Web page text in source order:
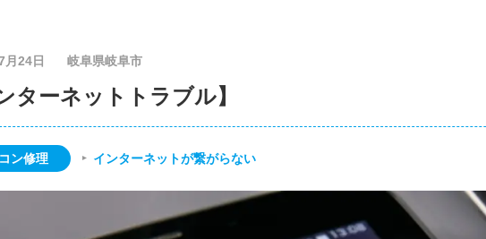
ターネットトラブル】
月24日 岐阜県岐阜市
ン修理 インターネットが繋がらない